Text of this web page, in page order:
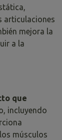
articulaciones
mejora la
a la
que
incluyendo
músculos